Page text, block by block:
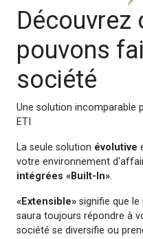
Découvrez
pouvons
société
Une solution incomparable
ETI
La seule solution évolutive
votre environnement
intégrées «Built-In».
«Extensible» signifie que
saura toujours répondre à
société se diversifie ou